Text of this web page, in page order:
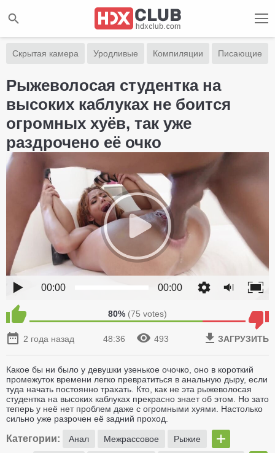
Скрытая камера Уродливые Компиляции Писающие
Рыжеволосая студентка на
высоких каблуках не боится
огромных хуёв, так уже
раздрочено её очко
00:00 00:00
80% (75 votes)
2 года назад 48:36 493 ЗАГРУЗИТЬ
Какое бы ни было у девушки узенькое очочко, оно в короткий
промежуток времени легко превратиться в анальную дыру, если
туда начать постоянно трахать. Кто, как не эта рыжеволосая
студентка на высоких каблуках прекрасно знает об этом. Но зато
теперь у неё нет проблем даже с огромными хуями. Настолько
сильно уже разрочен её задний проход.
Категории: Анал Межрассовое Рыжие